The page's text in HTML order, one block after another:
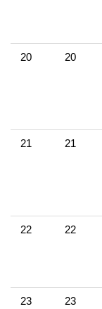
20 20
21 21
22 22
23 23